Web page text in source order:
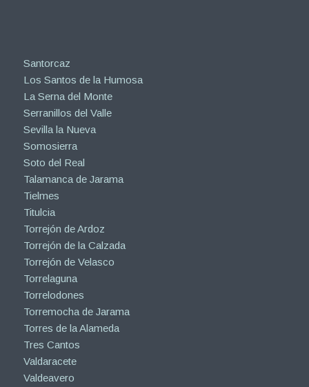
Santorcaz
Los Santos de la Humosa
La Serna del Monte
Serranillos del Valle
Sevilla la Nueva
Somosierra
Soto del Real
Talamanca de Jarama
Tielmes
Titulcia
Torrejón de Ardoz
Torrejón de la Calzada
Torrejón de Velasco
Torrelaguna
Torrelodones
Torremocha de Jarama
Torres de la Alameda
Tres Cantos
Valdaracete
Valdeavero